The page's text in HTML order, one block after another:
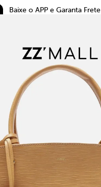
Baixe o APP e Garanta Frete